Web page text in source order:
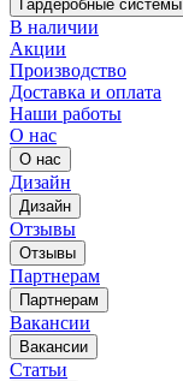
Гардеробные системы
В наличии
Акции
Производство
Доставка и оплата
Наши работы
О нас
О нас
Дизайн
Дизайн
Отзывы
Отзывы
Партнерам
Партнерам
Вакансии
Вакансии
Статьи